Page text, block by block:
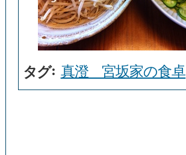
タグ: 真澄 宮坂家の食卓